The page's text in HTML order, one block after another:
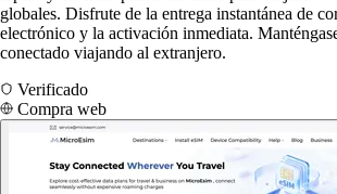
globales. Disfrute de la entrega instantánea de
electrónico y la activación inmediata.
conectado viajando al extranjero.
Verificado
Compra web